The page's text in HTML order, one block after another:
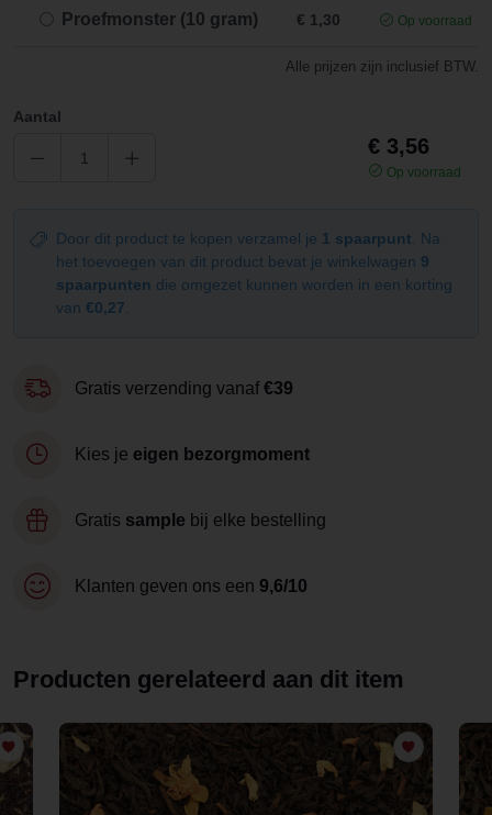
Proefmonster (10 gram) € 1,30 Op voorraad
Alle prijzen zijn inclusief BTW.
Aantal
€ 3,56
Op voorraad
Door dit product te kopen verzamel je 1 spaarpunt . Na
het toevoegen van dit product bevat je winkelwagen 9
spaarpunten die omgezet kunnen worden in een korting
van €0,27
Gratis verzending vanaf €39
Kies je eigen bezorgmoment
Gratis sample bij elke bestelling
Klanten geven ons een 9,6/10
Producten gerelateerd aan dit item